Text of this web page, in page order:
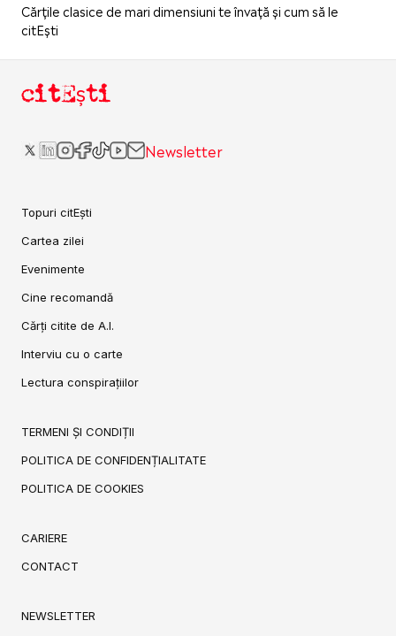
Cărțile clasice de mari dimensiuni te învață și cum să le
citEști
citEști
Newsletter
Topuri citEști
Cartea zilei
Evenimente
Cine recomandă
Cărți citite de A.I.
Interviu cu o carte
Lectura conspirațiilor
TERMENI ȘI CONDIȚII
POLITICA DE CONFIDENȚIALITATE
POLITICA DE COOKIES
CARIERE
CONTACT
NEWSLETTER